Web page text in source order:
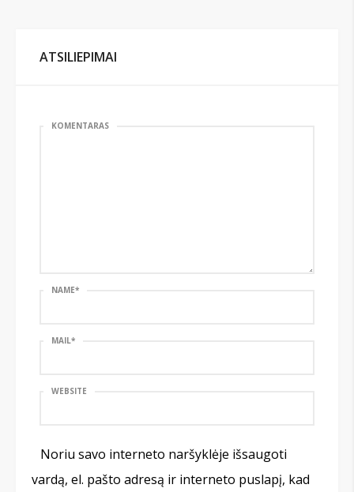
ATSILIEPIMAI
KOMENTARAS
NAME*
MAIL*
WEBSITE
Noriu savo interneto naršyklėje išsaugoti
vardą, el. pašto adresą ir interneto puslapį, kad